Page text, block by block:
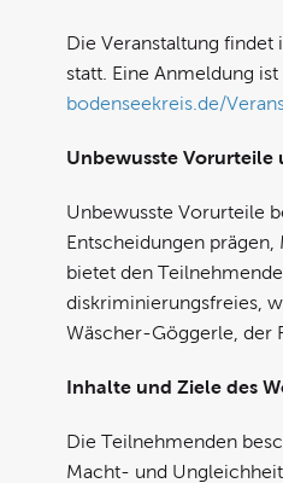
Die Veranstaltung findet
statt. Eine Anmeldung
bodenseekreis.de/
Unbewusste Vorurteile
Unbewusste Vorurteile
Entscheidungen
bietet den
diskriminierungsfreies,
Wäscher-Göggerle, der
Inhalte und Ziele des
Die Teilnehmenden
Macht- und